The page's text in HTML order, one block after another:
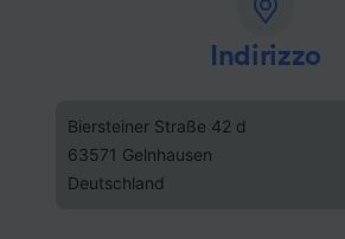
Indirizzo
Biersteiner Straße 42 d
63571 Gelnhausen
Deutschland